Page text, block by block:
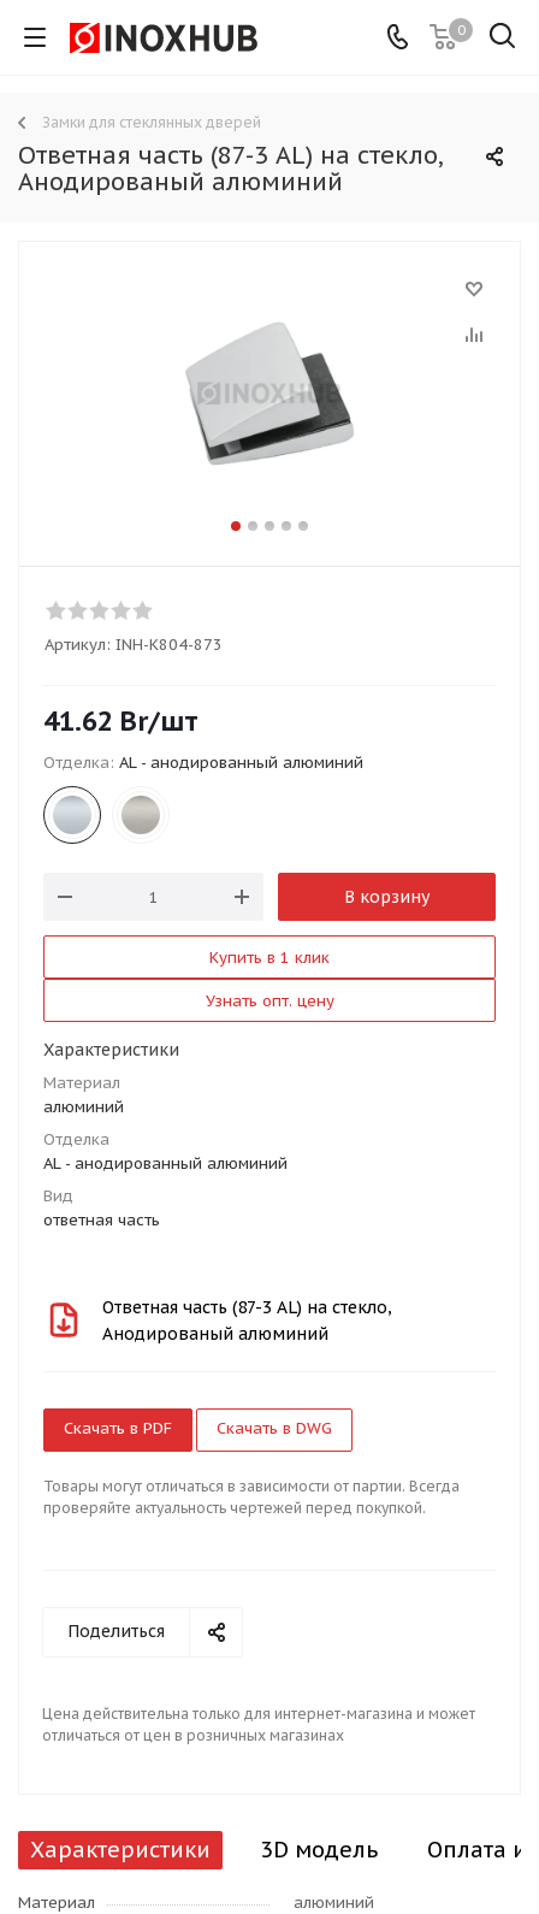
0
Замки для стеклянных дверей
Ответная часть (87-3 AL) на стекло,
Анодированый алюминий
Артикул: INH-K804-873
41.62 Br/шт
Отделка: AL - анодированный алюминий
В корзину
Купить в 1 клик
Узнать опт. цену
Характеристики
Материал
алюминий
Отделка
AL - анодированный алюминий
Вид
ответная часть
Ответная часть (87-3 AL) на стекло,
Анодированый алюминий
Скачать в PDF Скачать в DWG
Товары могут отличаться в зависимости от партии. Всегда
проверяйте актуальность чертежей перед покупкой.
Поделиться
Цена действительна только для интернет-магазина и может
отличаться от цен в розничных магазинах
Характеристики 3D модель Оплата и
Материал
алюминий